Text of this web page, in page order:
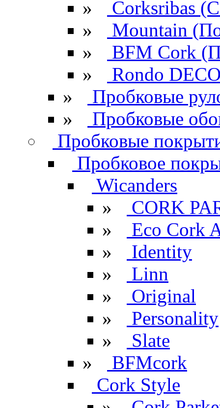
»
Corksribas
»
Mountain
»
BFM Cork
»
Rondo
»
Пробковые
»
Пробковые
Пробковые
Пробковое
Wicanders
»
CORK
»
Eco Cork
»
Identity
»
Linn
»
Original
»
Personality
»
Slate
»
BFMcork
Cork Style